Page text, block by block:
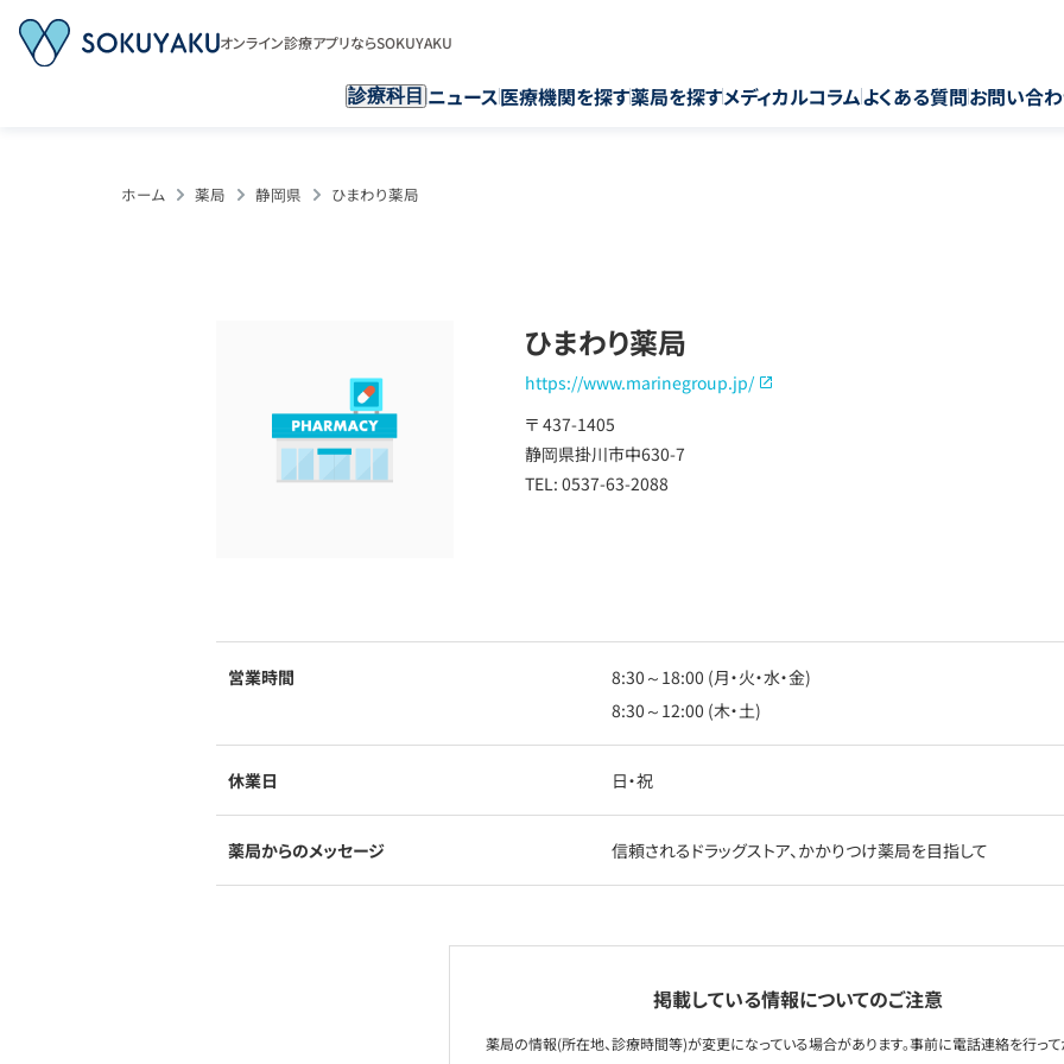
オンライン診療アプリならSOKUYAKU
診療科目 ニュース医療機関を探す薬局を探すメディカルコラムよくある質問お問い合
ホーム 薬局 静岡県 ひまわり薬局
ひまわり薬局
https://www.marinegroup.jp/
〒 437-1405
静岡県掛川市中630-7
TEL: 0537-63-2088
営業時間
8:30～18:00 (月・火・水・金)
8:30～12:00 (木・土)
休業日 日・祝
薬局からのメッセージ 信頼されるドラッグストア、かかりつけ薬局を目指して
掲載している情報についてのご注意
薬局の情報(所在地、診療時間等)が変更になっている場合があります。事前に電話連絡を行っ